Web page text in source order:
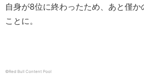
自身が8位に終わったため、あと僅
ことに。
©Red Bull Content Pool